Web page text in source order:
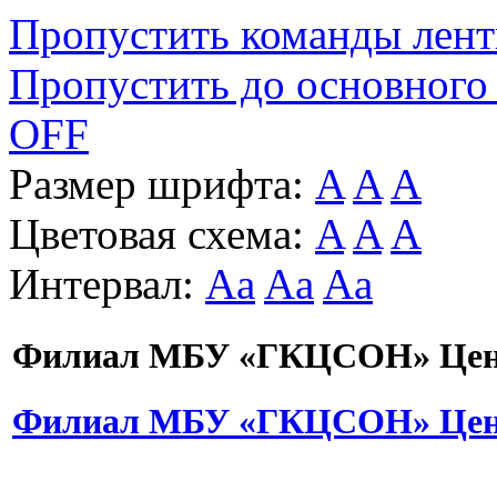
Пропустить команды
Пропустить до основного
OFF
Размер шрифта: A A A
Цветовая схема: A A A
Интервал: Aa Aa Aa
Филиал МБУ «ГКЦСОН»
Филиал МБУ «ГКЦСОН»